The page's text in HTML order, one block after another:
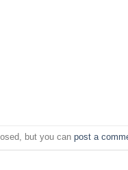
but you can post a